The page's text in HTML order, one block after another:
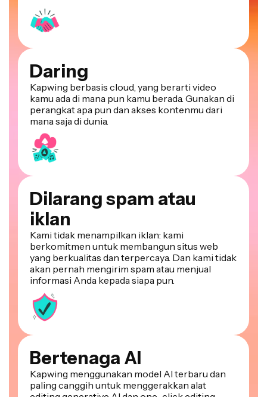
Daring
Kapwing berbasis cloud, yang berarti video
kamu ada di mana pun kamu berada. Gunakan di
perangkat apa pun dan akses kontenmu dari
mana saja di dunia.
Dilarang spam atau
iklan
Kami tidak menampilkan iklan: kami
berkomitmen untuk membangun situs web
yang berkualitas dan terpercaya. Dan kami tidak
akan pernah mengirim spam atau menjual
informasi Anda kepada siapa pun.
Bertenaga AI
Kapwing menggunakan model AI terbaru dan
paling canggih untuk menggerakkan alat